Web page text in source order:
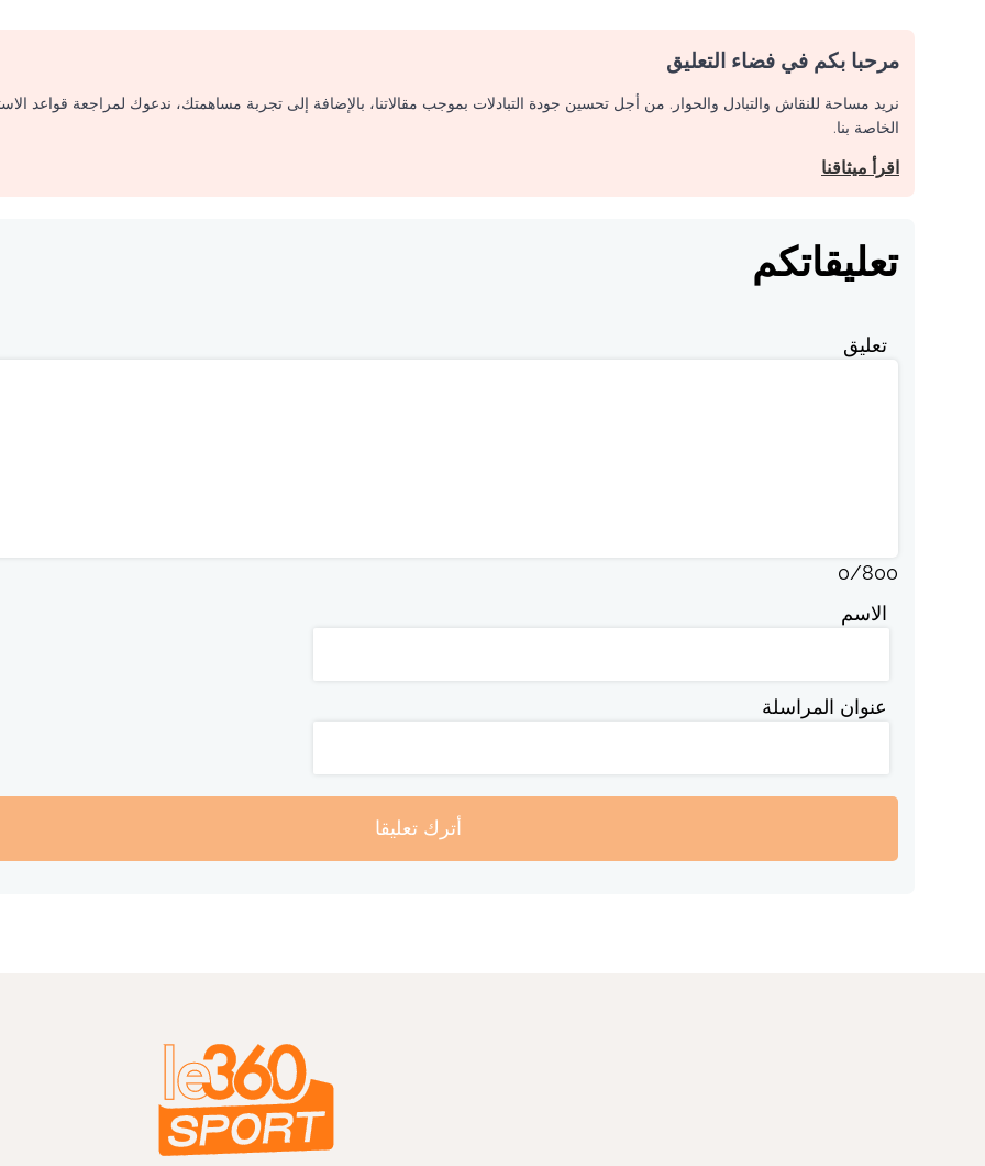
مرحبا بكم في فضاء التعليق
نريد مساحة للنقاش والتبادل والحوار. من أجل تحسين جودة التبادلات بموجب مقالاتنا، بالإضافة إلى تجربة مساهمتك، ندعوك لمراجعة قواعد
الخاصة بنا.
اقرأ ميثاقنا
تعليقاتكم
تعليق
0/800
الاسم
عنوان المراسلة
أترك تعليقا